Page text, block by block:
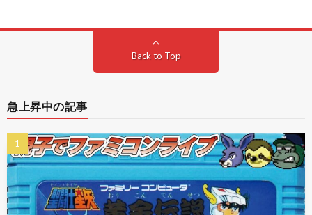
Back to Top
急上昇中の記事